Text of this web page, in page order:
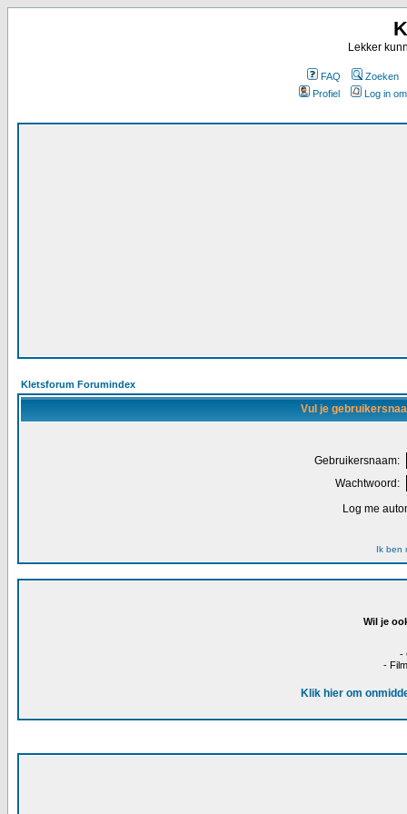
Lekker
FAQ
Zoeken
Profiel
Log in
Kletsforum Forumindex
Vul je
Gebruikersnaam:
Wachtwoord:
Log me
Ik ben
Wil je
-
-
Klik hier om